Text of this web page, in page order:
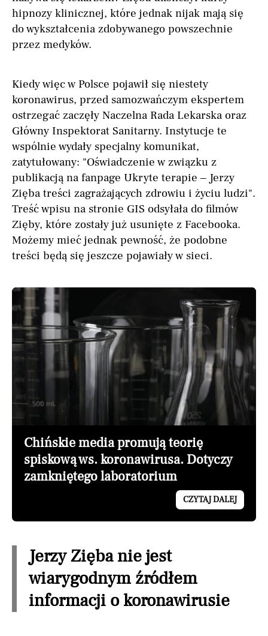
hipnozy klinicznej, które jednak nijak mają się
do wykształcenia zdobywanego powszechnie
przez medyków.
Kiedy więc w Polsce pojawił się niestety
koronawirus, przed samozwańczym ekspertem
ostrzegać zaczęły Naczelna Rada Lekarska oraz
Główny Inspektorat Sanitarny. Instytucje te
wspólnie wydały specjalny komunikat,
zatytułowany: "Oświadczenie w związku z
publikacją na fanpage Ukryte terapie – Jerzy
Zięba treści zagrażających zdrowiu i życiu ludzi".
Treść wpisu na stronie GIS odsyłała do filmów
Zięby, które zostały już usunięte z Facebooka.
Możemy mieć jednak pewność, że podobne
treści będą się jeszcze pojawiały w sieci.
Chińskie media promują teorię
spiskową ws. koronawirusa. Dotyczy
zamkniętego laboratorium
CZYTAJ DALEJ
Jerzy Zięba nie jest
wiarygodnym źródłem
informacji o koronawirusie